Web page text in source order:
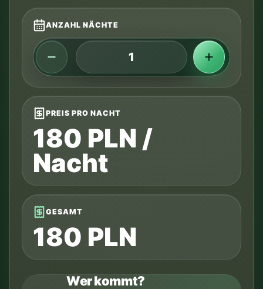
ANZAHL NÄCHTE
PREIS PRO NACHT
180 PLN /
Nacht
GESAMT
180 PLN
Wer kommt?